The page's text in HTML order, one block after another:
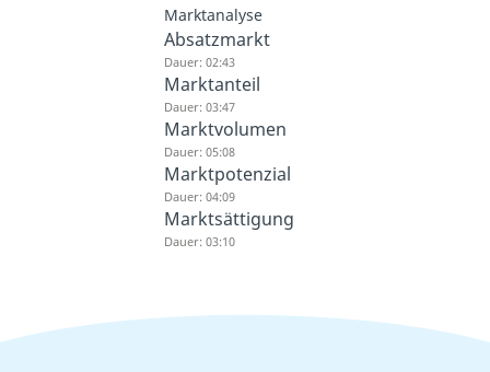
Marktanalyse
Absatzmarkt
Dauer: 02:43
Marktanteil
Dauer: 03:47
Marktvolumen
Dauer: 05:08
Marktpotenzial
Dauer: 04:09
Marktsättigung
Dauer: 03:10